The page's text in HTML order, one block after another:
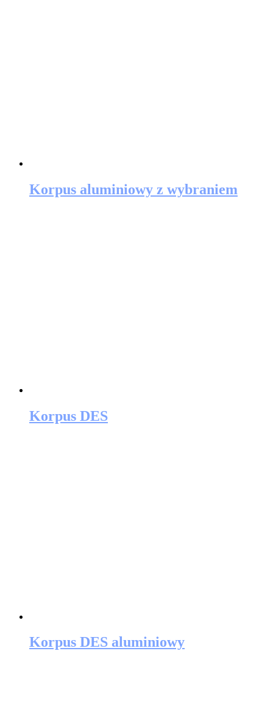
Korpus aluminiowy z wybraniem
Korpus DES
Korpus DES aluminiowy